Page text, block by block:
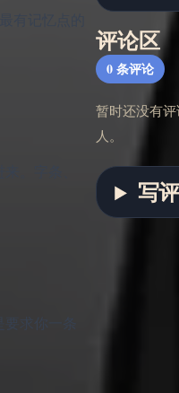
有记忆点的
。字条、
求你一条
评论区
0 条评论
暂时还没有
人。
写